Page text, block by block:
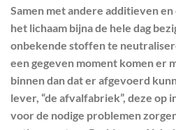
Samen met andere additieven
het lichaam bijna de hele dag
onbekende stoffen te
een gegeven moment komen er
binnen dan dat er afgevoerd
lever, “de afvalfabriek”, deze op
voor de nodige problemen